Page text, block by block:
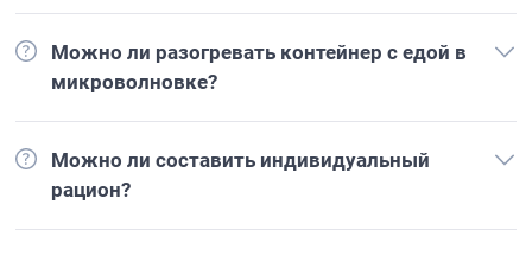
Можно ли разогревать контейнер с едой в
микроволновке?
Можно ли составить индивидуальный
рацион?